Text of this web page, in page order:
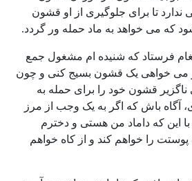
تا برای جلوگیری از او قشون
که می خواهد به ماد حمله ور گردد.
فرستاد که شنیده ام مشغول جمع
می خواهی یک قشون بسیج کنی و چون
قشون خود را برای حمله به
آگاه باش که اگر به یک وجب از مرز
این که داماد من هستی و دخترم
را خواهم کند و از کاه خواهم